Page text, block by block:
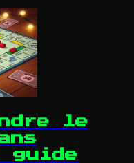
le
guide